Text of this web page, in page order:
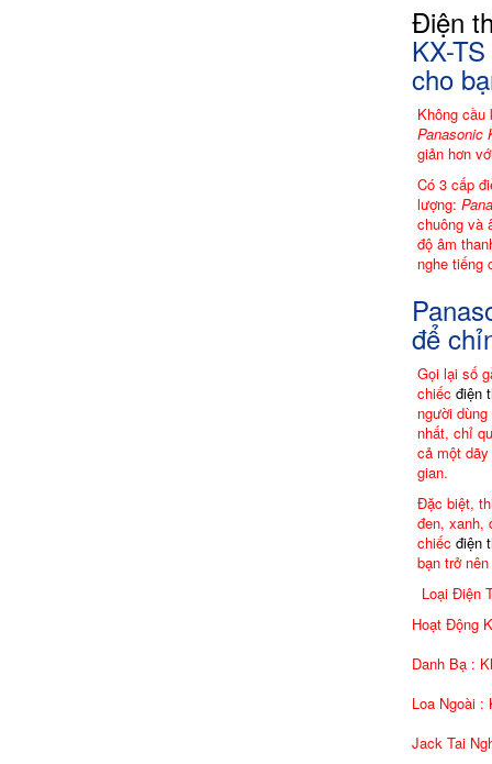
Điện
KX-
cho
Không
Panasonic
giản hơn
Có 3 cấp
lượng:
chuông và
độ âm
nghe tiếng
để
Gọi lại số
chiếc điện
người
nhất, chỉ
cả một
gian.
Đặc biệt,
đen, xanh,
chiếc điện
bạn trở
Loại Điện
Hoạt Động
Danh Bạ :
Loa Ngoài :
Jack Tai